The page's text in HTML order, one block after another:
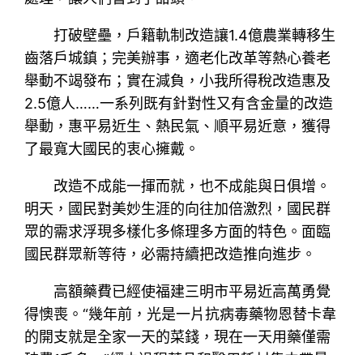
打破壁壘，戶籍軌制改造讓1.4億農業轉移生
齒落戶城鎮；完美辦事，適老化改革等熱心養老
舉動不竭發布；實在減負，小我所得稅改造惠及
2.5億人……一系列既有針對性又有含金量的改造
舉動，惠平易近生、熱民氣、順平易近意，獲得
了最寬大國民的衷心擁戴。
改造不成能一揮而就，也不成能與日俱增。
明天，國民對美妙生涯的向往加倍激烈，國民群
眾的需求浮現多樣化多條理多方面的特色。面臨
國民群眾新等待，必需持續把改造推向進步。
高額藥費已經使福建三明市平易近高萬勇覺
得懊喪。“幾年前，光是一片抗病毒藥物恩替卡韋
的開支就是全家一天的菜錢，現在一天用藥僅需